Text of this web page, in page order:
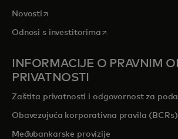
Novosti opens in a new tab
Odnosi s investitorimaopens in a new tab
INFORMACIJE O PRAVNIM
PRIVATNOSTI
Zaštita privatnosti i odgovornost za
Obavezujuća korporativna pravila (BCRs)
Međubankarske provizije